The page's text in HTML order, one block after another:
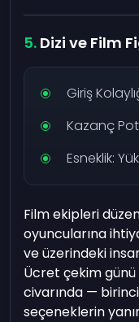
Dizi ve Film
Giriş
Kazanç
Esneklik:
Film ekipleri
oyuncularına
ve üzerindeki
Ücret çekim günü
civarında —
seçeneklerin